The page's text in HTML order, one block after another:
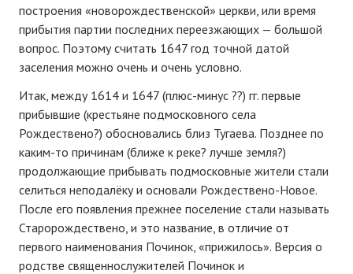
построения «новорождественской» церкви, или время
прибытия партии последних переезжающих — большой
вопрос. Поэтому считать 1647 год точной датой
заселения можно очень и очень условно.
Итак, между 1614 и 1647 (плюс-минус ??) гг. первые
прибывшие (крестьяне подмосковного села
Рождествено?) обосновались близ Тугаева. Позднее по
каким-то причинам (ближе к реке? лучше земля?)
продолжающие прибывать подмосковные жители стали
селиться неподалёку и основали Рождествено-Новое.
После его появления прежнее поселение стали называть
Старорождествено, и это название, в отличие от
первого наименования Починок, «прижилось». Версия о
родстве священнослужителей Починок и